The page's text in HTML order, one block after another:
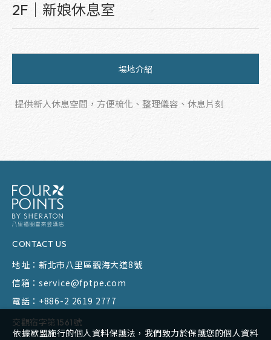
2F｜新娘休息室
場地介紹
提供新人休息空間，方便梳化、整理儀容、休息片刻
CONTACT US
地址： 新北市八里區觀海大道8號
信箱： service@fptpe.com
電話： +886-2 2619 2777
交觀宿字第1561號
依據歐盟施行的個人資料保護法，我們致力於保護您的個人資料